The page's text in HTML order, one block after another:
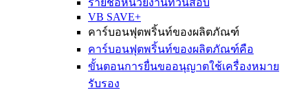
รายชื่อหน่วยงานทวนสอบ
VB SAVE+
คาร์บอนฟุตพริ้นท์ของผลิตภัณฑ์
คาร์บอนฟุตพริ้นท์ของผลิตภัณฑ์คือ
ขั้นตอนการยื่นขออนุญาตใช้เครื่องหมาย
รับรอง